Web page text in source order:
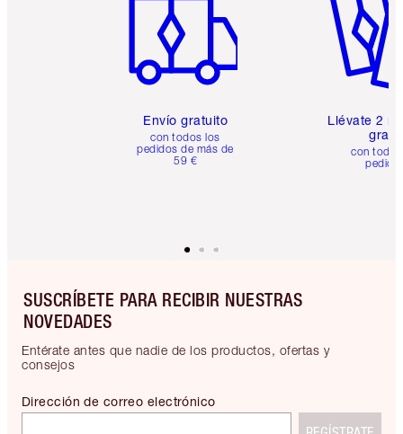
Envío gratuito
con todos los
pedidos de más de
59 €
Llévate 2
gratis
con
SUSCRÍBETE PARA RECIBIR NUESTRAS
NOVEDADES
Entérate antes que nadie de los productos, ofertas y
consejos
Dirección de correo electrónico